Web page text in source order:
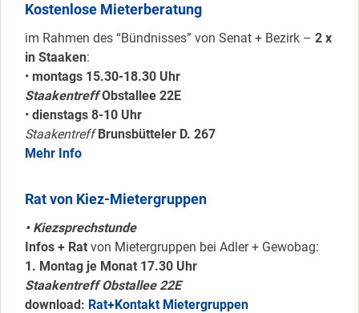
Kostenlose Mieterberatung
im Rahmen des “Bündnisses” von Senat + Bezirk – 2 x
in Staaken:
• montags 15.30-18.30 Uhr
Staakentreff Obstallee 22E
• dienstags 8-10 Uhr
Staakentreff Brunsbütteler D. 267
Mehr Info
Rat von Kiez-Mietergruppen
• Kiezsprechstunde
Infos + Rat von Mietergruppen bei Adler + Gewobag:
1. Montag je Monat 17.30 Uhr
Staakentreff Obstallee 22E
download: Rat+Kontakt Mietergruppen